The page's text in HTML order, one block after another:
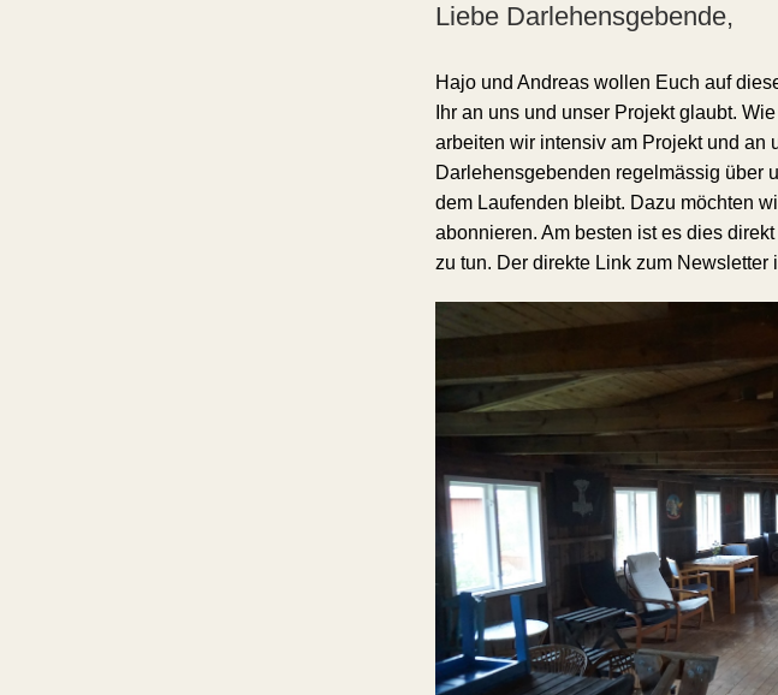
Liebe Darlehensgebende,
Hajo und Andreas wollen Euch auf
Ihr an uns und unser Projekt glaubt.
arbeiten wir intensiv am Projekt und an
Darlehensgebenden regelmässig über
dem Laufenden bleibt. Dazu möchten
abonnieren. Am besten ist es dies
zu tun. Der direkte Link zum Newsletter